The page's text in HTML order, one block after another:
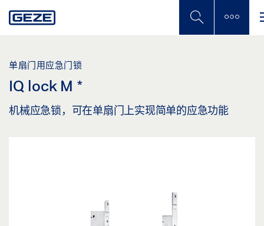
to
单扇门用应急门锁
IQ lock M *
机械应急锁，可在单扇门上实现简单的应急功能